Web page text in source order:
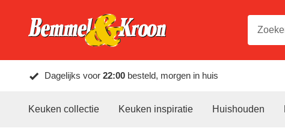
Dagelijks voor 22:00 besteld, morgen in huis
Keuken collectie Keuken inspiratie Huishouden